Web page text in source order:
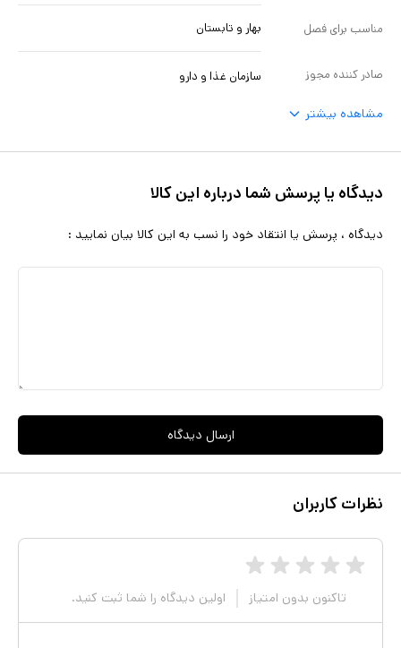
مناسب برای فصل بهار و تابستان
صادر کننده مجوز سازمان غذا و دارو
مشاهده بیشتر
دیدگاه یا پرسش شما درباره این کالا
دیدگاه ، پرسش یا انتقاد خود را نسب به این کالا بیان نمایید :
ارسال دیدگاه
نظرات کاربران
تاکنون بدون امتیاز اولین دیدگاه را شما ثبت کنید.